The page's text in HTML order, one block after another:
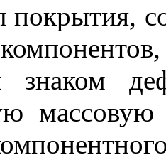
покрытия,
знаком